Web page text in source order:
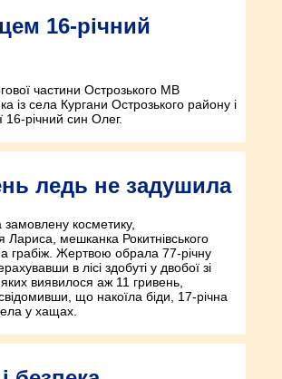
16-річний
частини Острозького МВ
із села Кургани Острозького району і
16-річний син Олег.
ледь не задушила
косметику,
Лариса, мешканка Рокитнівського
грабіж. Жертвою обрала 77-річну
в лісі здобуті у двобої зі
виявилося аж 11 гривень,
що накоїла біди, 17-річна
у хащах.